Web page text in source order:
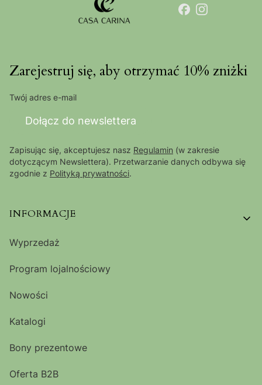
Zarejestruj się, aby otrzymać 10% zniżki
Twój adres e-mail
Dołącz do newslettera
Zapisując się, akceptujesz nasz Regulamin (w zakresie
dotyczącym Newslettera). Przetwarzanie danych odbywa się
zgodnie z Polityką prywatności.
Linki w stopce
INFORMACJE
Wyprzedaż
Program lojalnościowy
Nowości
Katalogi
Bony prezentowe
Oferta B2B